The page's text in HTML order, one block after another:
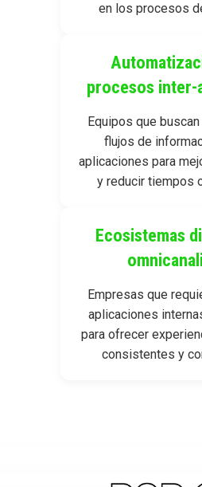
en los procesos
procesos inter-
Equipos que
flujos de
aplicaciones para
y reducir tiempos
Ecosistemas
Empresas que
aplicaciones
para ofrecer
consistentes y